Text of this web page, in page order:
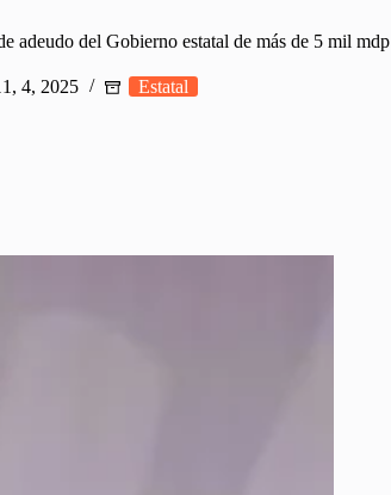
adeudo del Gobierno estatal de más de 5 mil mdp
4, 2025 Estatal